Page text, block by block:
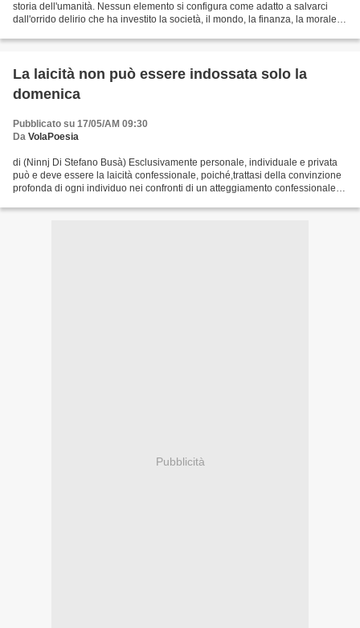
storia dell'umanità. Nessun elemento si configura come adatto a salvarci
dall'orrido delirio che ha investito la società, il mondo, la finanza, la morale,
La laicità non può essere indossata solo la
domenica
Pubblicato su 17/05/AM 09:30
Da VolaPoesia
di (Ninnj Di Stefano Busà) Esclusivamente personale, individuale e privata
può e deve essere la laicità confessionale, poiché,trattasi della convinzione
profonda di ogni individuo nei confronti di un atteggiamento confessionale
Pubblicità